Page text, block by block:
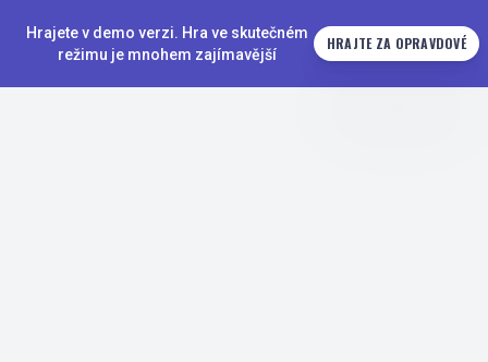
Hrajete v demo verzi. Hra ve skutečném
režimu je mnohem zajímavější
HRAJTE ZA OPRAVDOVÉ